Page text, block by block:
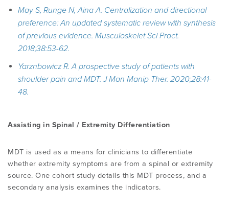
May S, Runge N, Aina A. Centralization and directional
preference: An updated systematic review with synthesis
of previous evidence. Musculoskelet Sci Pract.
2018;38:53-62.
Yarznbowicz R. A prospective study of patients with
shoulder pain and MDT. J Man Manip Ther. 2020;28:41-
48.
Assisting in Spinal / Extremity Differentiation
MDT is used as a means for clinicians to differentiate
whether extremity symptoms are from a spinal or extremity
source. One cohort study details this MDT process, and a
secondary analysis examines the indicators.